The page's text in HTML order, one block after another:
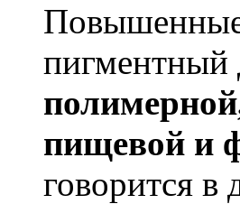
пигментный
пищевой и
говорится в